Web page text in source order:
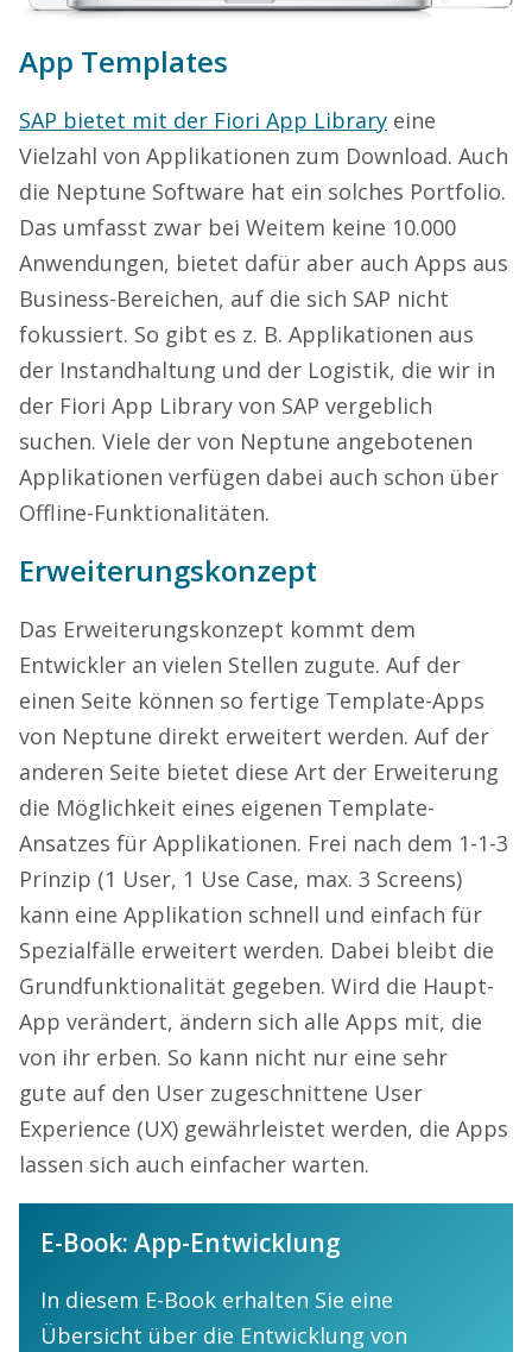
App Templates
SAP bietet mit der Fiori App Library eine
Vielzahl von Applikationen zum Download. Auch
die Neptune Software hat ein solches Portfolio.
Das umfasst zwar bei Weitem keine 10.000
Anwendungen, bietet dafür aber auch Apps aus
Business-Bereichen, auf die sich SAP nicht
fokussiert. So gibt es z. B. Applikationen aus
der Instandhaltung und der Logistik, die wir in
der Fiori App Library von SAP vergeblich
suchen. Viele der von Neptune angebotenen
Applikationen verfügen dabei auch schon über
Offline-Funktionalitäten.
Erweiterungskonzept
Das Erweiterungskonzept kommt dem
Entwickler an vielen Stellen zugute. Auf der
einen Seite können so fertige Template-Apps
von Neptune direkt erweitert werden. Auf der
anderen Seite bietet diese Art der Erweiterung
die Möglichkeit eines eigenen Template-
Ansatzes für Applikationen. Frei nach dem 1-1-3
Prinzip (1 User, 1 Use Case, max. 3 Screens)
kann eine Applikation schnell und einfach für
Spezialfälle erweitert werden. Dabei bleibt die
Grundfunktionalität gegeben. Wird die Haupt-
App verändert, ändern sich alle Apps mit, die
von ihr erben. So kann nicht nur eine sehr
gute auf den User zugeschnittene User
Experience (UX) gewährleistet werden, die Apps
lassen sich auch einfacher warten.
E-Book: App-Entwicklung
In diesem E-Book erhalten Sie eine
Übersicht über die Entwicklung von